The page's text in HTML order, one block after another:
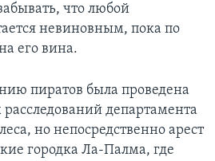
что любой
невиновным, пока по
его вина.
пиратов была проведена
департамента
но непосредственно арест
городка Ла-Палма, где